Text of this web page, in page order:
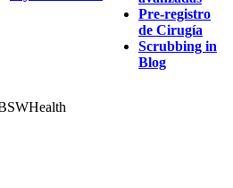
Pre-registro
de Cirugía
Scrubbing in
Blog